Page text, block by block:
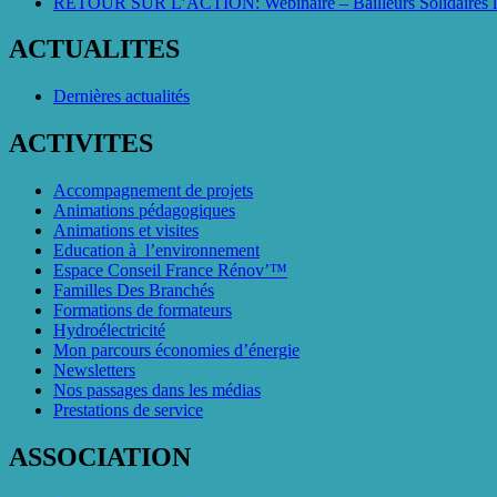
ACTUALITES
Dernières actualités
ACTIVITES
Accompagnement de projets
Animations pédagogiques
Animations et visites
Education à l’environnement
Espace Conseil France Rénov’™
Familles Des Branchés
Formations de formateurs
Hydroélectricité
Mon parcours économies d’énergie
Newsletters
Nos passages dans les médias
Prestations de service
ASSOCIATION